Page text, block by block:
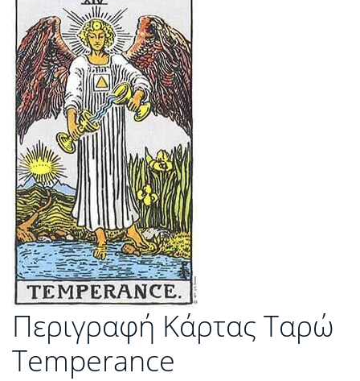
Περιγραφή Κάρτας Ταρώ
Temperance